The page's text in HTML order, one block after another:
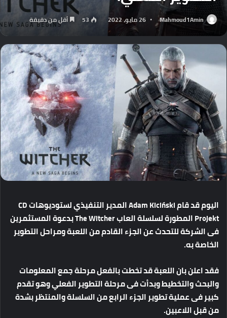
Mahmoud1Amin 26 مايو، 2022 53 أقل من دقيقة
اليوم قد قام Adam Kiciński المدير التنفيذي لستوديوهات CD
Projekt المطورة لسلسلة العاب The Witcher بدعوة المستثمرين
فى الشركة للتحدث عن الجزء القادم من اللعبة ومراحل التطوير
الخاصة به.
فقد اعلن بان اللعبة قد تخطت بالفعل مرحلة جمع المعلومات
والبحث والتخطيط وبدأت فى مرحلة التطوير الفعلي وهو تقدم
كبير فى عملية تطوير الجزء الرابع من السلسلة والمنتظر بشدة
من قبل اللاعبين.